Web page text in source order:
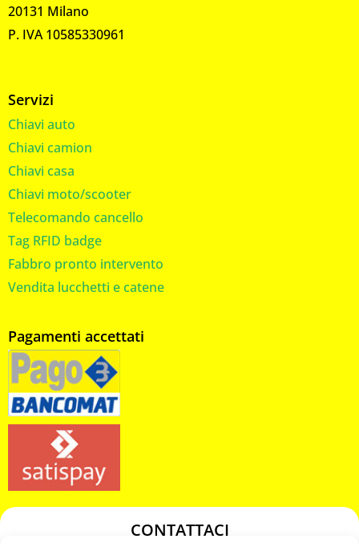
20131 Milano
P. IVA 10585330961
Servizi
Chiavi auto
Chiavi camion
Chiavi casa
Chiavi moto/scooter
Telecomando cancello
Tag RFID badge
Fabbro pronto intervento
Vendita lucchetti e catene
Pagamenti accettati
CONTATTACI